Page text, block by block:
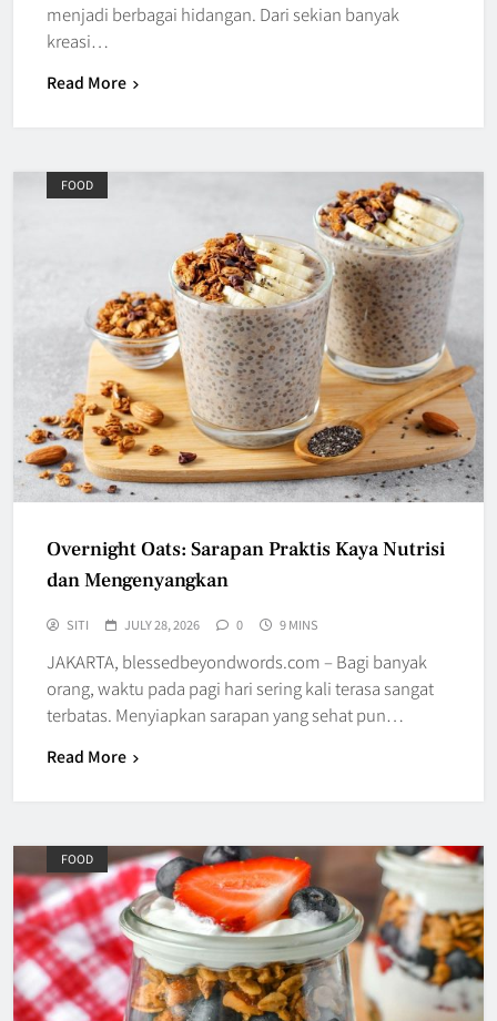
menjadi berbagai hidangan. Dari sekian banyak
kreasi…
Read More
FOOD
Overnight Oats: Sarapan Praktis Kaya Nutrisi
dan Mengenyangkan
SITI JULY 28, 2026 0 9 MINS
JAKARTA, blessedbeyondwords.com – Bagi banyak
orang, waktu pada pagi hari sering kali terasa sangat
terbatas. Menyiapkan sarapan yang sehat pun…
Read More
FOOD